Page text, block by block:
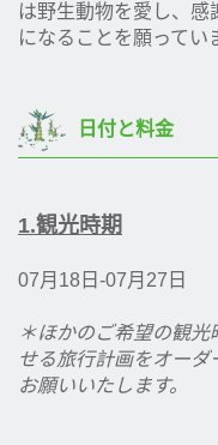
は野生動物を愛し、感
になることを願ってい
日付と料金
1.観光時期
07月18日-07月27日
＊ほかのご希望の観
せる旅行計画をオーダ
お願いいたします。